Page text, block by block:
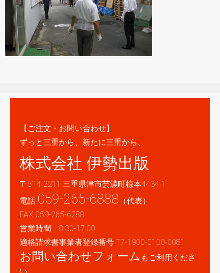
お問い合わせ
サイトマップ
【ご注文・お問い合わせ】
ずっと三重から、新たに三重から、
株式会社 伊勢出版
〒514-2211 三重県津市芸濃町椋本4434-1
電話 059-265-6888 （代表）
FAX 059-265-6288
営業時間 8:30-17:00
適格請求書事業者登録番号 T7-1900-0100-0081
お問い合わせフォーム もご利用くださ